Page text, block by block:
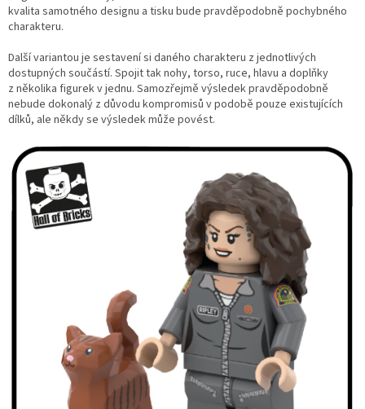
kvalita samotného designu a tisku bude pravděpodobně pochybného
charakteru.
Další variantou je sestavení si daného charakteru z jednotlivých
dostupných součástí. Spojit tak nohy, torso, ruce, hlavu a doplňky
z několika figurek v jednu. Samozřejmě výsledek pravděpodobně
nebude dokonalý z důvodu kompromisů v podobě pouze existujících
dílků, ale někdy se výsledek může povést.